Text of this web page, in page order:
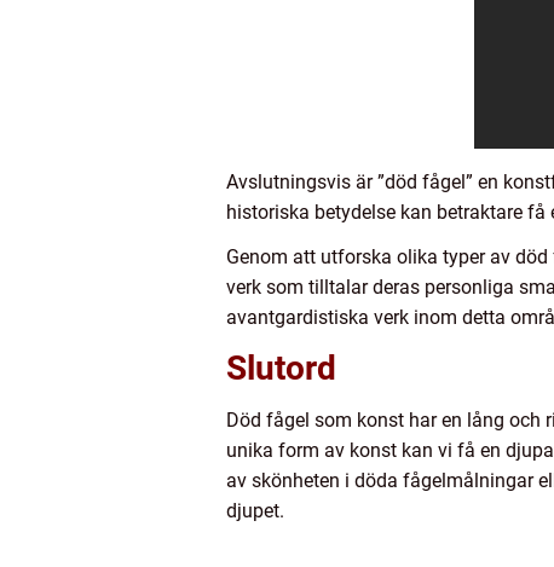
Avslutningsvis är ”död fågel” en
historiska betydelse kan betraktare
Genom att utforska olika typer av
verk som tilltalar deras personliga
avantgardistiska verk inom detta
Slutord
Död fågel som konst har en lång
unika form av konst kan vi få en
av skönheten i döda fågelmålningar
djupet.